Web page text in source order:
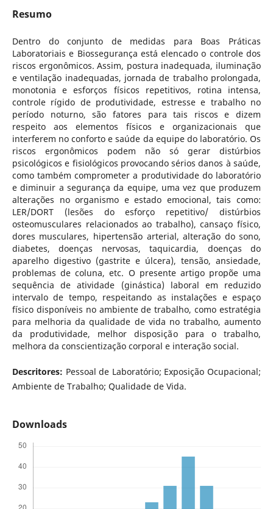
Resumo
Dentro do conjunto de medidas para Boas Práticas
Laboratoriais e Biossegurança está elencado o controle dos
riscos ergonômicos. Assim, postura inadequada, iluminação
e ventilação inadequadas, jornada de trabalho prolongada,
monotonia e esforços físicos repetitivos, rotina intensa,
controle rígido de produtividade, estresse e trabalho no
período noturno, são fatores para tais riscos e dizem
respeito aos elementos físicos e organizacionais que
interferem no conforto e saúde da equipe do laboratório. Os
riscos ergonômicos podem não só gerar distúrbios
psicológicos e fisiológicos provocando sérios danos à saúde,
como também comprometer a produtividade do laboratório
e diminuir a segurança da equipe, uma vez que produzem
alterações no organismo e estado emocional, tais como:
LER/DORT (lesões do esforço repetitivo/ distúrbios
osteomusculares relacionados ao trabalho), cansaço físico,
dores musculares, hipertensão arterial, alteração do sono,
diabetes, doenças nervosas, taquicardia, doenças do
aparelho digestivo (gastrite e úlcera), tensão, ansiedade,
problemas de coluna, etc. O presente artigo propõe uma
sequência de atividade (ginástica) laboral em reduzido
intervalo de tempo, respeitando as instalações e espaço
físico disponíveis no ambiente de trabalho, como estratégia
para melhoria da qualidade de vida no trabalho, aumento
da produtividade, melhor disposição para o trabalho,
melhora da conscientização corporal e interação social.
Descritores: Pessoal de Laboratório; Exposição Ocupacional;
Ambiente de Trabalho; Qualidade de Vida.
Downloads